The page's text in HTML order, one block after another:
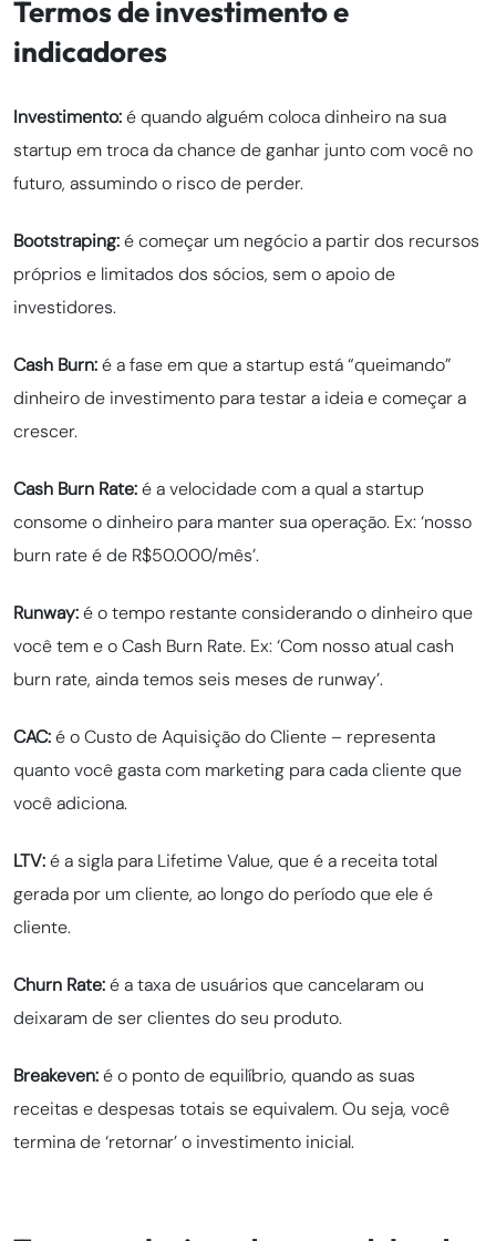
Termos de investimento e
indicadores
Investimento:é quando alguém coloca dinheiro na sua
startup em troca da chance de ganhar junto com você no
futuro, assumindo o risco de perder.
Bootstraping:é começar um negócio a partir dos recursos
próprios e limitados dos sócios, sem o apoio de
investidores.
Cash Burn:é a fase em que a startup está “queimando”
dinheiro de investimento para testar a ideia e começar a
crescer.
Cash Burn Rate:é a velocidade com a qual a startup
consome o dinheiro para manter sua operação. Ex: ‘nosso
burn rate é de R$50.000/mês’.
Runway:é o tempo restante considerando o dinheiro que
você tem e o Cash Burn Rate. Ex: ‘Com nosso atual cash
burn rate, ainda temos seis meses de runway’.
CAC:é o Custo de Aquisição do Cliente – representa
quanto você gasta com marketing para cada cliente que
você adiciona.
LTV:é a sigla para Lifetime Value, que é a receita total
gerada por um cliente, ao longo do período que ele é
cliente.
Churn Rate:é a taxa de usuários que cancelaram ou
deixaram de ser clientes do seu produto.
Breakeven:é o ponto de equilíbrio, quando as suas
receitas e despesas totais se equivalem. Ou seja, você
termina de ‘retornar’ o investimento inicial.